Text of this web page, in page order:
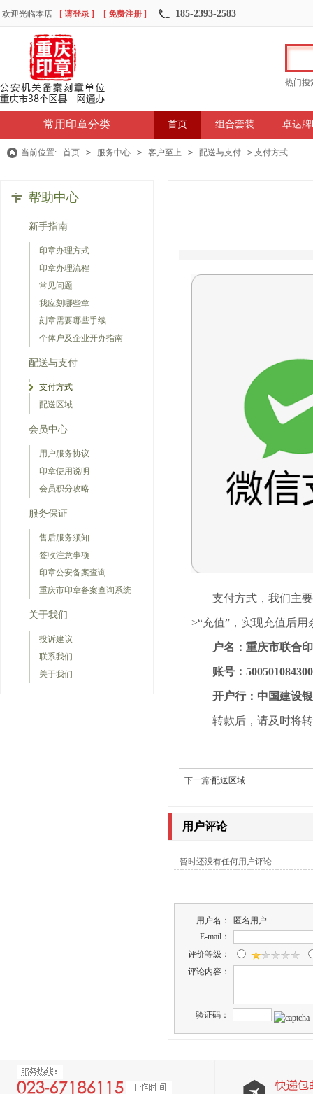
欢迎光临本店 [ 请登录 ] [ 免费注册 ] 185-2393-2583
热门搜
常用印章分类 首页 组合套装 卓达
当前位置: 首页 > 服务中心 > 客户至上 > 配送与支付 > 支付方式
帮助中心
新手指南
印章办理方式
印章办理流程
常见问题
我应刻哪些章
刻章需要哪些手续
个体户及企业开办指南
配送与支付
支付方式
配送区域
会员中心
用户服务协议
印章使用说明
会员积分攻略
服务保证
售后服务须知
签收注意事项
印章公安备案查询
重庆市印章备案查询系统
关于我们
投诉建议
联系我们
关于我们
支付方式，我们主
>“充值”，实现充值后
户名：重庆市联合
账号：
开户行：中国建设
转款后，请及时将
下一篇:配送区域
用户评论
暂时还没有任何用户评论
用户名：
匿名用户
E-mail：
评价等级：
评论内容：
验证码：